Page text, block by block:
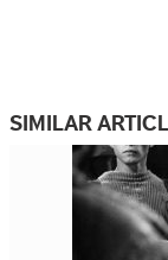
SIMILAR